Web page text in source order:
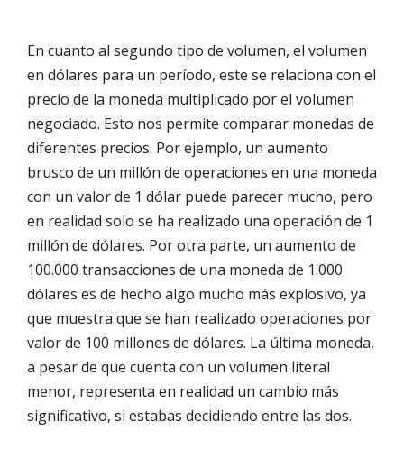
En cuanto al segundo tipo de volumen, el volumen
en dólares para un período, este se relaciona con el
precio de la moneda multiplicado por el volumen
negociado. Esto nos permite comparar monedas de
diferentes precios. Por ejemplo, un aumento
brusco de un millón de operaciones en una moneda
con un valor de 1 dólar puede parecer mucho, pero
en realidad solo se ha realizado una operación de 1
millón de dólares. Por otra parte, un aumento de
100.000 transacciones de una moneda de 1.000
dólares es de hecho algo mucho más explosivo, ya
que muestra que se han realizado operaciones por
valor de 100 millones de dólares. La última moneda,
a pesar de que cuenta con un volumen literal
menor, representa en realidad un cambio más
significativo, si estabas decidiendo entre las dos.